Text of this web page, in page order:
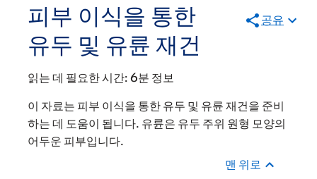
피부 이식을 통한
유두 및 유륜 재건
공유
읽는 데 필요한 시간: 6분 정보
이 자료는 피부 이식을 통한 유두 및 유륜 재건을 준비
하는 데 도움이 됩니다. 유륜은 유두 주위 원형 모양의
어두운 피부입니다.
맨 위로